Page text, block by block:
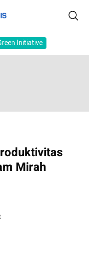
Initiative
Mirah